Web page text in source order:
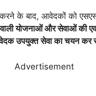
के बाद, आवेदकों को
योजनाओं और सेवाओं की
उपयुक्त सेवा का चयन
Advertisement